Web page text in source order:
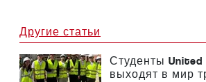
Другие статьи
Студенты United
выходят в мир